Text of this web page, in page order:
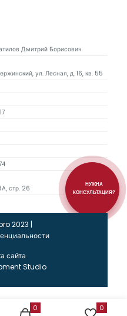
Дмитрий Борисович
ул. Лесная, д. 16, кв. 55
стр. 26
НУЖНА
КОНСУЛЬТАЦИЯ?
2023 |
сайта
Studio
0 0